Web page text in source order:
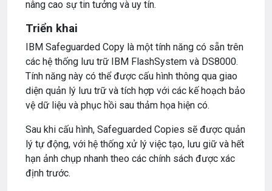
nâng cao sự tin tưởng và uy tín.
Triển khai
IBM Safeguarded Copy là một tính năng có sẵn trên
các hệ thống lưu trữ IBM FlashSystem và DS8000.
Tính năng này có thể được cấu hình thông qua giao
diện quản lý lưu trữ và tích hợp với các kế hoạch bảo
vệ dữ liệu và phục hồi sau thảm họa hiện có.
Sau khi cấu hình, Safeguarded Copies sẽ được quản
lý tự động, với hệ thống xử lý việc tạo, lưu giữ và hết
hạn ảnh chụp nhanh theo các chính sách được xác
định trước.